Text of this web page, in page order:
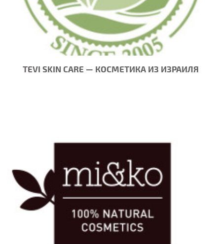
TEVI SKIN CARE — КОСМЕТИКА ИЗ ИЗРАИЛЯ